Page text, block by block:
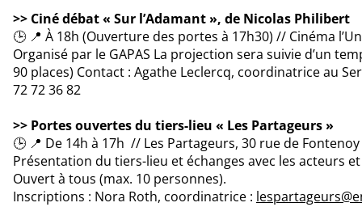
>> Ciné débat « Sur l’Adamant », de Nicolas Philibert
🕒 📍 À 18h (Ouverture des portes à 17h30) // Cinéma
Organisé par le GAPAS La projection sera suivie d’un
90 places) Contact : Agathe Leclercq, coordinatrice au
72 72 36 82
>> Portes ouvertes du tiers-lieu « Les Partageurs »
🕒 📍 De 14h à 17h // Les Partageurs, 30 rue de Fontenoy
Présentation du tiers-lieu et échanges avec les acteurs
Ouvert à tous (max. 10 personnes).
Inscriptions : Nora Roth, coordinatrice :